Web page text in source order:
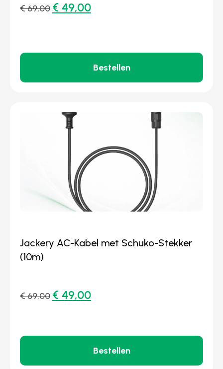
€69,00 € 49,00
Bestellen
Jackery AC-Kabel met Schuko-Stekker
(10m)
€69,00 € 49,00
Bestellen